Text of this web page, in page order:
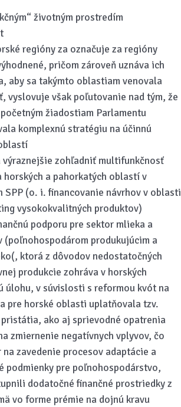
životným prostredím
regióny za označuje za regióny
pričom zároveň uznáva ich
aby sa takýmto oblastiam venovala
vyslovuje však poľutovanie nad tým, že
žiadostiam Parlamentu
komplexnú stratégiu na účinnú
výraznejšie zohľadniť multifunkčnosť
a pahorkatých oblastí v
SPP (o. i. financovanie návrhov v oblasti
vysokokvalitných produktov)
podporu pre sektor mlieka a
(poľnohospodárom produkujúcim a
ktorá z dôvodov nedostatočných
produkcie zohráva v horských
úlohu, v súvislosti s reformou kvót na
pre horské oblasti uplatňovala tzv.
ako aj sprievodné opatrenia
zmiernenie negatívnych vplyvov, čo
zavedenie procesov adaptácie a
podmienky pre poľnohospodárstvo,
dodatočné finančné prostriedky z
vo forme prémie na dojnú kravu